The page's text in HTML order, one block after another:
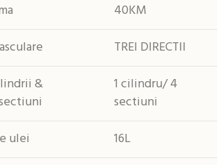
40KM
TREI DIRECTII
&
1 cilindru/ 4
sectiuni
ulei
16L